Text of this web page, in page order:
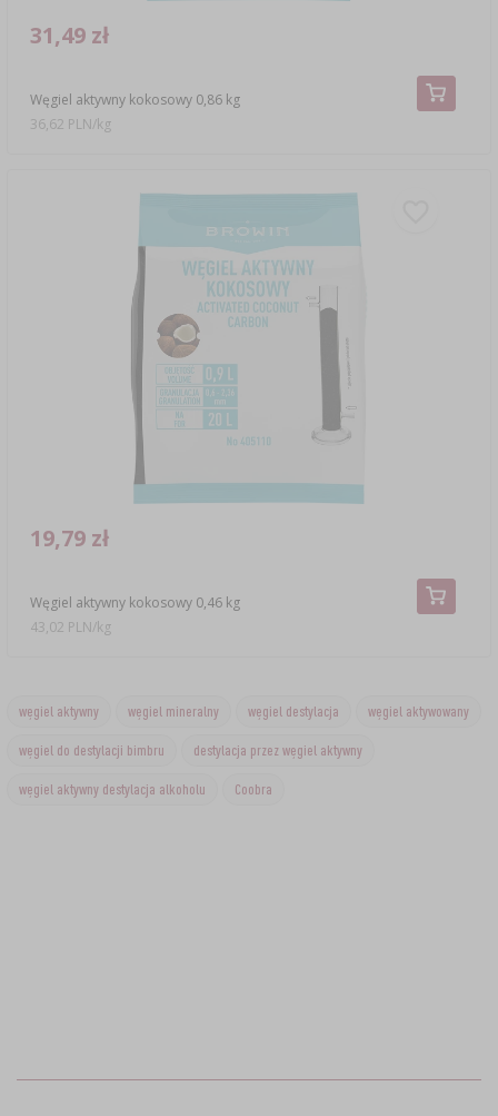
Węgiel aktywny kokosowy 0,86 kg
31,49 zł
36,62 PLN/kg
Węgiel aktywny kokosowy 0,46 kg
19,79 zł
43,02 PLN/kg
węgiel aktywny węgiel mineralny węgiel destylacja węgiel aktywowany
węgiel do destylacji bimbru destylacja przez węgiel aktywny
węgiel aktywny destylacja alkoholu Coobra